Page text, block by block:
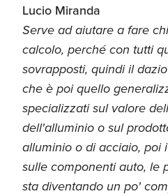
Lucio Miranda
Serve ad aiutare a fare
calcolo, perché con tutti
sovrapposti, quindi il
che è poi quello
specializzati sul valore
dell'alluminio o sul
alluminio o di acciaio, poi
sulle componenti auto, le
sta diventando un po'